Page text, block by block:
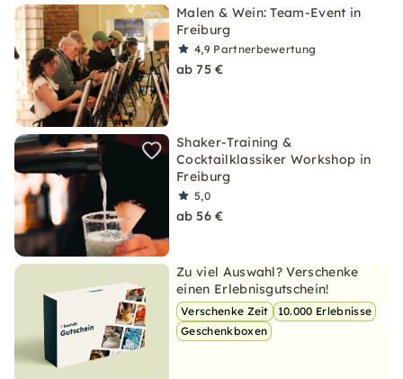
Malen & Wein: Team-Event in
Freiburg
4,9 Partnerbewertung
ab 75 €
Shaker-Training &
Cocktailklassiker Workshop in
Freiburg
5,0
ab 56 €
Zu viel Auswahl? Verschenke
einen Erlebnisgutschein!
Verschenke Zeit
10.000 Erlebnisse
Geschenkboxen